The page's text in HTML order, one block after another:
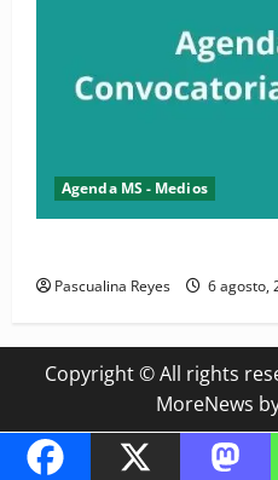
Agenda MS - Medios
Pascualina Reyes 6 agosto,
Copyright © All rights
MoreNews